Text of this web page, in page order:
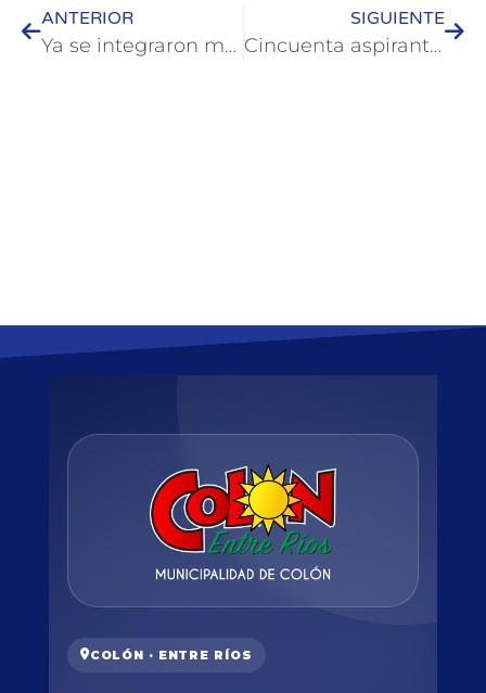
ANTERIOR
Ya se integraron más de 40 jóvenes con discapacidad a instituciones de Colón
SIGUIENTE
Cincuenta aspirantes a guardavidas se capacitan en Colón
COLÓN · ENTRE RÍOS